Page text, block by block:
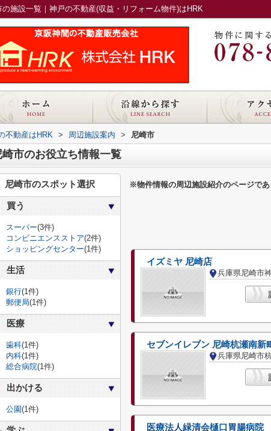
の施設一覧｜神戸の不動産(収益・リフォーム物件)はHRK
不動産はHRK > 周辺施設案内 > 尼崎市
崎市のお役立ち情報一覧
※物件情報の周辺施設紹介のページで
イズミヤ 尼崎店
兵庫県尼崎市
セブンイレブン 尼崎杭瀬南新
兵庫県尼崎市
医療法人緑清会樋口胃腸病院
尼崎市のスポット選択
買う
スーパー(3件)
コンビニエンスストア(2件)
ショッピングセンター(1件)
生活
銀行(1件)
郵便局(1件)
医療
歯科(1件)
内科(1件)
総合病院(1件)
出かける
公園(1件)